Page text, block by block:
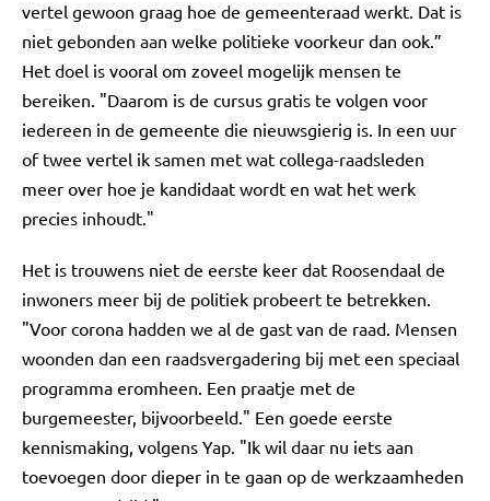
vertel gewoon graag hoe de gemeenteraad werkt. Dat is
niet gebonden aan welke politieke voorkeur dan ook.”
Het doel is vooral om zoveel mogelijk mensen te
bereiken. "Daarom is de cursus gratis te volgen voor
iedereen in de gemeente die nieuwsgierig is. In een uur
of twee vertel ik samen met wat collega-raadsleden
meer over hoe je kandidaat wordt en wat het werk
precies inhoudt."
Het is trouwens niet de eerste keer dat Roosendaal de
inwoners meer bij de politiek probeert te betrekken.
"Voor corona hadden we al de gast van de raad. Mensen
woonden dan een raadsvergadering bij met een speciaal
programma eromheen. Een praatje met de
burgemeester, bijvoorbeeld." Een goede eerste
kennismaking, volgens Yap. "Ik wil daar nu iets aan
toevoegen door dieper in te gaan op de werkzaamheden